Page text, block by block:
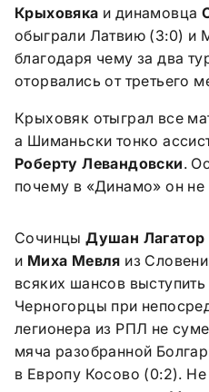
Крыховяка и динамовца
обыграли Латвию (3:0) и
благодаря чему за два
оторвались от третьего
Крыховяк отыграл все
а Шиманьски тонко
Роберту Левандовски.
почему в «Динамо» он не
СочинцыДушан Лагатор
и Миха Мевля из
всяких шансов
Черногорцы при
легионера из РПЛ не
мяча разобранной
в Европу Косово (0:2).